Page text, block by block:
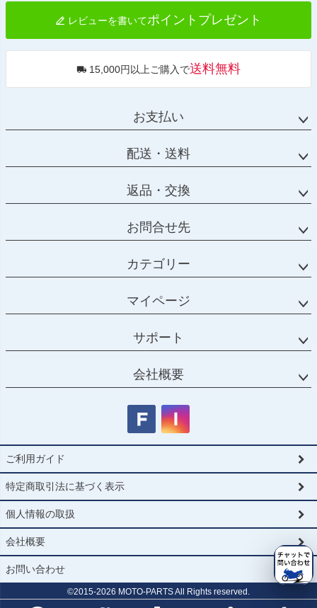
レビューを書いてポイントプレゼント
15,000円以上ご購入で送料無料
お支払い
配送・送料
返品・交換
お問合せ先
カテゴリー
マイページ
サポート
会社概要
ご利用ガイド
特定商取引法に基づく表示
個人情報の取扱
会社概要
お問い合わせ
©2015-2026 MOTO-PARTS All Rights reserved.